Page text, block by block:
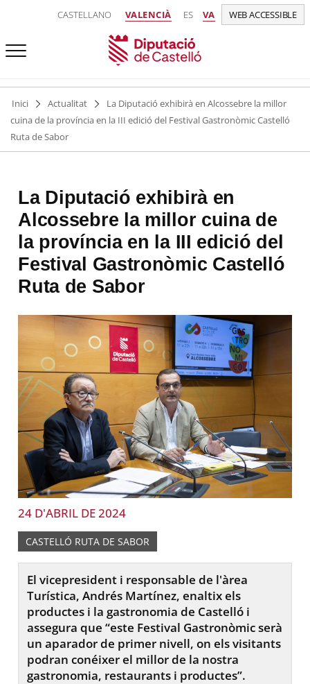
CASTELLANO VALENCIÀ ES VA WEB ACCESSIBLE
Inici Actualitat
La Diputació exhibirà en Alcossebre la millor
cuina de la província en la III edició del Festival Gastronòmic Castelló
Ruta de Sabor
La Diputació exhibirà en
Alcossebre la millor cuina de
la província en la III edició del
Festival Gastronòmic Castelló
Ruta de Sabor
24 D'ABRIL DE 2024
CASTELLÓ RUTA DE SABOR
El vicepresident i responsable de l'àrea
Turística, Andrés Martínez, enaltix els
productes i la gastronomia de Castelló i
assegura que “este Festival Gastronòmic serà
un aparador de primer nivell, on els visitants
podran conéixer el millor de la nostra
gastronomia, restaurants i productes”.